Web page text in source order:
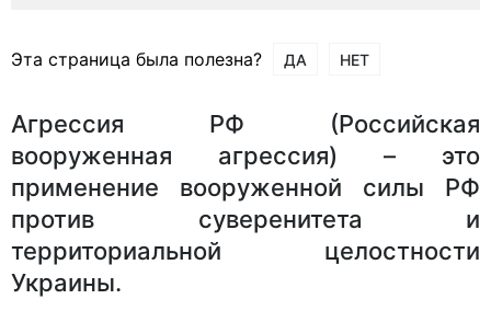
Эта страница была полезна? ДА НЕТ
Агрессия РФ (Российская
вооруженная агрессия) – это
применение вооруженной силы РФ
против суверенитета и
территориальной целостности
Украины.